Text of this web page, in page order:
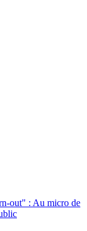
out" : Au micro de